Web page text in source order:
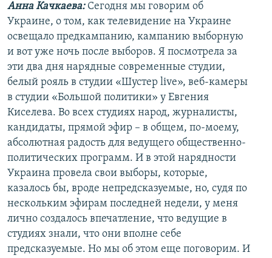
Анна Качкаева:Сегодня мы говорим об
Украине, о том, как телевидение на Украине
освещало предкампанию, кампанию выборную
и вот уже ночь после выборов. Я посмотрела за
эти два дня нарядные современные студии,
белый рояль в студии «Шустер live», веб-камеры
в студии «Большой политики» у Евгения
Киселева. Во всех студиях народ, журналисты,
кандидаты, прямой эфир – в общем, по-моему,
абсолютная радость для ведущего общественно-
политических программ. И в этой нарядности
Украина провела свои выборы, которые,
казалось бы, вроде непредсказуемые, но, судя по
нескольким эфирам последней недели, у меня
лично создалось впечатление, что ведущие в
студиях знали, что они вполне себе
предсказуемые. Но мы об этом еще поговорим. И